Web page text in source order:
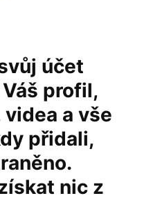
účet
profil,
a vše
přidali,
nic z